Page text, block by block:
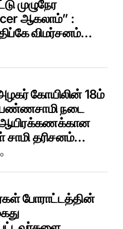
முழுநேர
ஆகலாம்” :
விமர்சனம்…
கோயிலின் 18ம்
நடை
: ஆயிரக்கணக்கான
சாமி தரிசனம்…
போராட்டத்தின்